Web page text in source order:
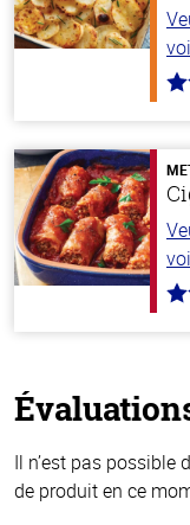
Il n’est pas possible
de produit en ce